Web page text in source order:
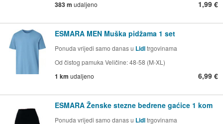
383 m udaljeno 1,99 €
ESMARA MEN Muška pidžama 1 set
Ponuda vrijedi samo danas u Lidltrgovinama
Od čistog pamuka Veličine: 48-58 (M-XL)
1 km udaljeno 6,99 €
ESMARA Ženske stezne bedrene gaćice 1 kom
Ponuda vrijedi samo danas u Lidltrgovinama